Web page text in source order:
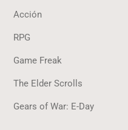
Acción
RPG
Game Freak
The Elder Scrolls
Gears of War: E-Day